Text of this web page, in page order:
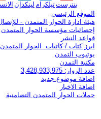
لينكدإن تيلكرامبنترست
الموقع الرئيسي
هيئة ادارة الحوار المتمدن -
إحصائيات مؤسسة الحوار المتمدن
قواعد النشر
ابرز كتاب / كاتبات الحوار المتمدن
يوتيوب التمدن
مكتبة التمدن
عدد الزوار: 3,428,933,975
اضافة موضوع جديد
اضافة الاخبار
حملات الحوار المتمدن التضامنية